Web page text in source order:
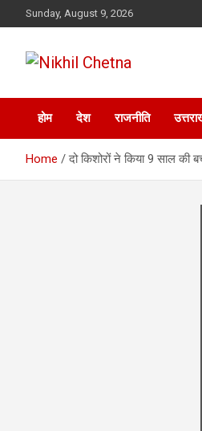
to
Sunday, August 9, 2026
Nikhil
होम देश राजनीति
Home दो किशोरों ने किया 9 साल की